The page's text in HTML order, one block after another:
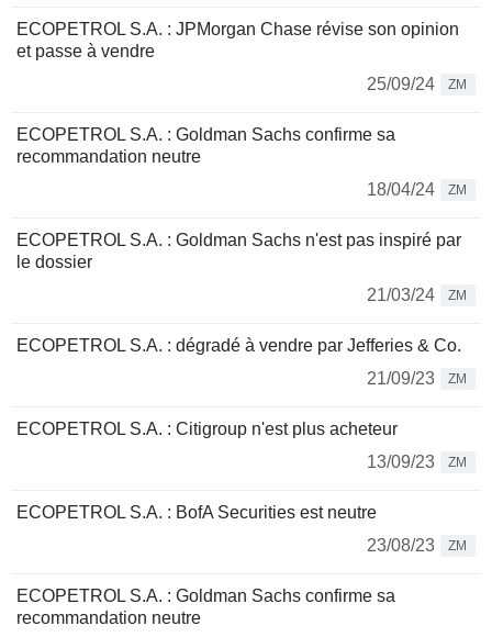
ECOPETROL S.A. : JPMorgan Chase révise son opinion
et passe à vendre
25/09/24
ZM
ECOPETROL S.A. : Goldman Sachs confirme sa
recommandation neutre
18/04/24
ZM
ECOPETROL S.A. : Goldman Sachs n'est pas inspiré par
le dossier
21/03/24
ZM
ECOPETROL S.A. : dégradé à vendre par Jefferies & Co.
21/09/23
ZM
ECOPETROL S.A. : Citigroup n'est plus acheteur
13/09/23
ZM
ECOPETROL S.A. : BofA Securities est neutre
23/08/23
ZM
ECOPETROL S.A. : Goldman Sachs confirme sa
recommandation neutre